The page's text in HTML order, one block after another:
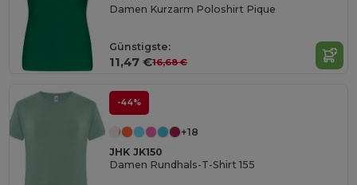
Damen Kurzarm Poloshirt Pique
Günstigste:
11,47 €16,68 €
-44%
+18
JHK JK150
Damen Rundhals-T-Shirt 155